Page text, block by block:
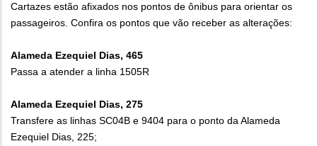
Cartazes estão afixados nos pontos de ônibus para orientar os
passageiros. Confira os pontos que vão receber as alterações:
Alameda Ezequiel Dias, 465
Passa a atender a linha 1505R
Alameda Ezequiel Dias, 275
Transfere as linhas SC04B e 9404 para o ponto da Alameda
Ezequiel Dias, 225;